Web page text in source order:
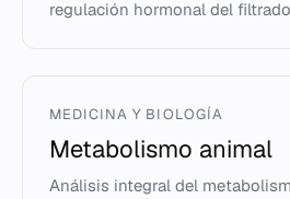
regulación hormonal del
MEDICINA Y BIOLOGÍA
Metabolismo animal
Análisis integral del